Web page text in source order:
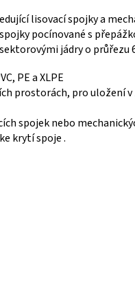
lisovací spojky a
pocínované s
jádry o průřezu
PE a XLPE
prostorách, pro uložení v
spojek nebo
krytí spoje .